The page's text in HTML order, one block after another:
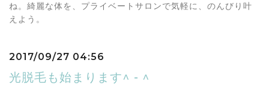
ね。綺麗な体を、プライベートサロンで気軽に、のんびり叶
えよう。
2017/09/27 04:56
光脱毛も始まります^ - ^